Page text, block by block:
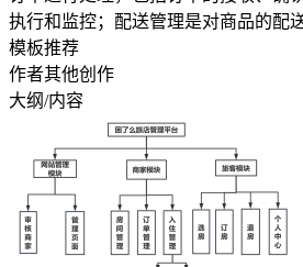
执行和监控；配送管理是对商品的配
模板推荐
作者其他创作
大纲/内容